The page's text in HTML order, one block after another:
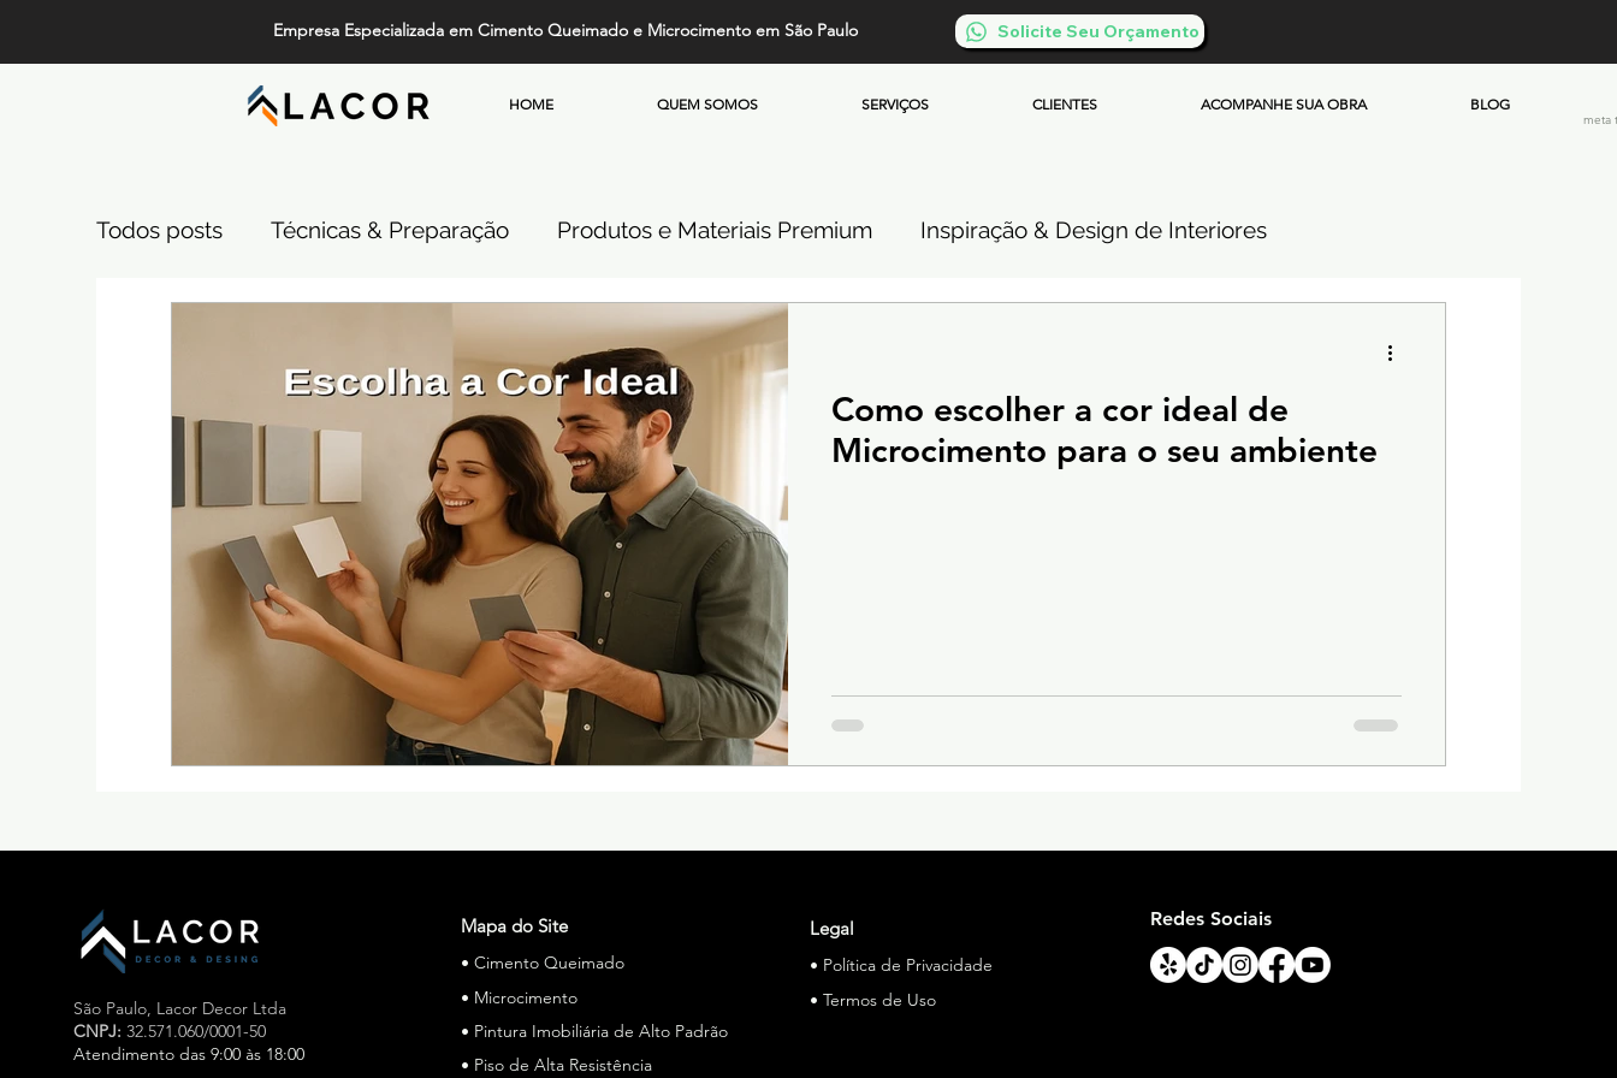
Empresa Especializada em Cimento Queimado e Microcimento em São Paulo Solicite Seu Orçamento
HOME QUEM SOMOS SERVIÇOS CLIENTES ACOMPANHE SUA OBRA BLOG
meta
Todos posts Técnicas & Preparação Produtos e Materiais Premium Inspiração & Design de Interiores
Piso de Cimento Queimado
Projetos de Alto Padrão Cimento Queimado Microcimento Queimado Investimento & Custos
Comparativos de Revestimentos Cimento Queimado Soluções Especiais
Como escolher a cor ideal de
Microcimento para o seu ambiente
São Paulo, Lacor Decor Ltda
CNPJ: 32.571.060/0001-50
Atendimento das 9:00 às 18:00
Mapa do Site
• Cimento Queimado
• Microcimento
• Pintura Imobiliária de Alto Padrão
• Piso de Alta Resistência
Legal
• Política de Privacidade
• Termos de Uso
Redes Sociais